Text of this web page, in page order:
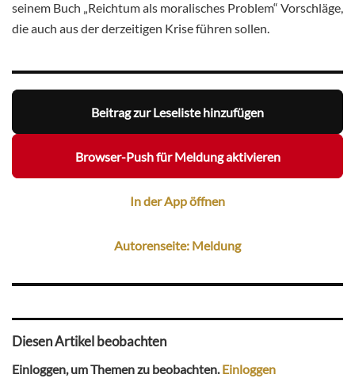
seinem Buch „Reichtum als moralisches Problem“ Vorschläge,
die auch aus der derzeitigen Krise führen sollen.
Beitrag zur Leseliste hinzufügen
Browser-Push für Meldung aktivieren
In der App öffnen
Autorenseite: Meldung
Diesen Artikel beobachten
Einloggen, um Themen zu beobachten.Einloggen